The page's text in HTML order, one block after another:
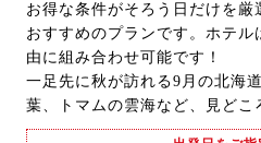
お得な条件がそろう日だけを厳
おすすめのプランです。ホテル
由に組み合わせ可能です！
一足先に秋が訪れる9月の北海
葉、トマムの雲海など、見どこ